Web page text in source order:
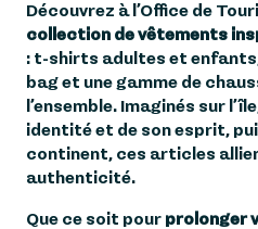
4 NIVIDISKIN
5 MAGNETS
6 STICKERS
Découvrez à l’Office de
collection de vêtements
: t-shirts adultes et
bag et une gamme de
l’ensemble. Imaginés sur
identité et de son esprit,
continent, ces articles
authenticité.
Que ce soit pour prolonger